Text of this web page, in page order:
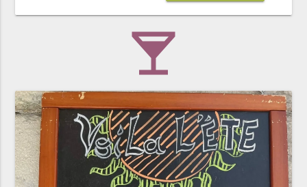
local_bar